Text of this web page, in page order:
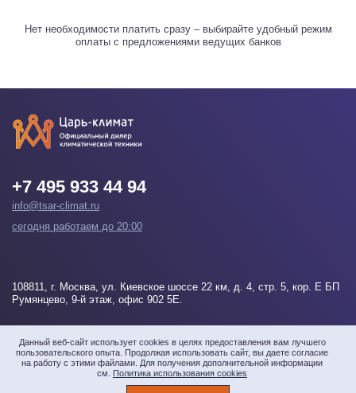
Данный веб-сайт использует cookies в целях предоставления вам лучшего
пользовательского опыта. Продолжая использовать сайт, вы даете согласие
на работу с этими файлами. Для получения дополнительной информации
см. Политика использования cookies
Нет необходимости платить сразу – выбирайте удобный режим
оплаты с предложениями ведущих банков
+7 495 933 44 94
info@tsar-climat.ru
сегодня работаем до 20:00
108811, г. Москва, ул. Киевское шоссе 22 км, д. 4, стр. 5, кор. Е БП
Румянцево, 9-й этаж, офис 902 5Е.
Напишите нам